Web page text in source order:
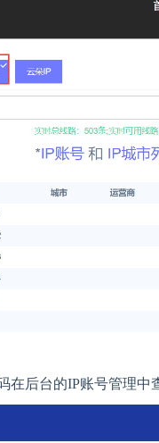
在后台的IP账号管理中